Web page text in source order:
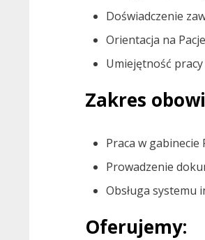
Doświadczenie
Orientacja na
Umiejętność
Zakres
Praca w
Prowadzenie
Obsługa systemu
Oferujemy: